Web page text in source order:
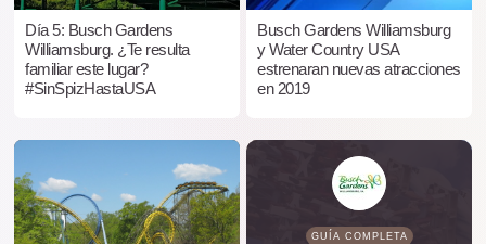
Día 5: Busch Gardens
Williamsburg. ¿Te resulta
familiar este lugar?
#SinSpizHastaUSA
Busch Gardens Williamsburg
y Water Country USA
estrenaran nuevas atracciones
en 2019
GUÍA COMPLETA